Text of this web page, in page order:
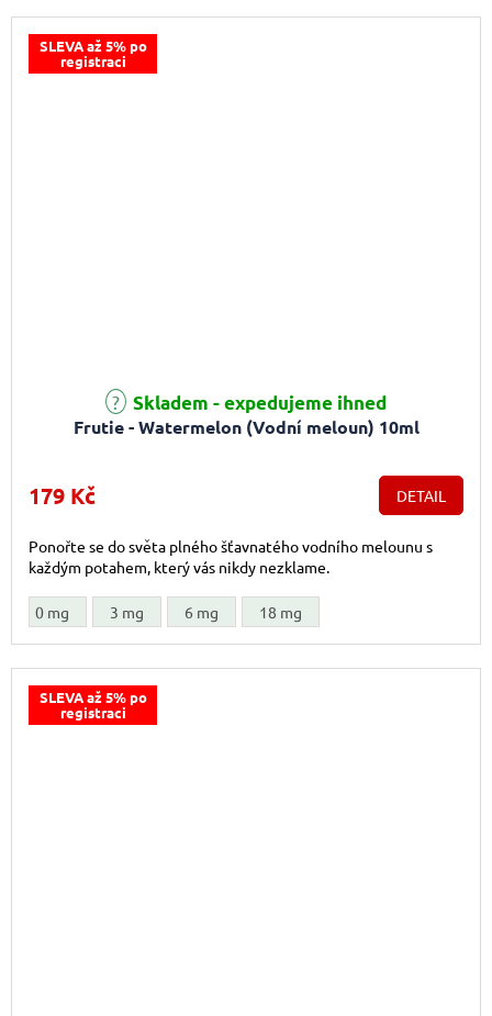
SLEVA až 5% po
registraci
Frutie - Watermelon (Vodní meloun) 10ml
Skladem - expedujeme ihned
179 Kč DETAIL
Ponořte se do světa plného šťavnatého vodního melounu s
každým potahem, který vás nikdy nezklame.
0 mg 3 mg 6 mg 18 mg
SLEVA až 5% po
registraci